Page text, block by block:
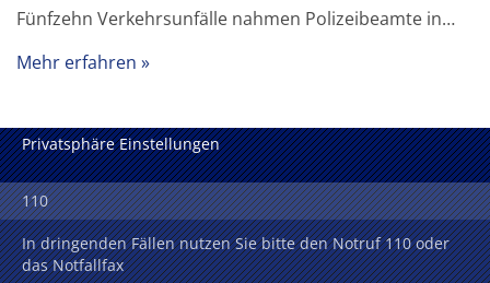
Fünfzehn Verkehrsunfälle nahmen Polizeibeamte in…
Mehr erfahren
Privatsphäre Einstellungen
110
In dringenden Fällen nutzen Sie bitte den Notruf 110 oder
das Notfallfax